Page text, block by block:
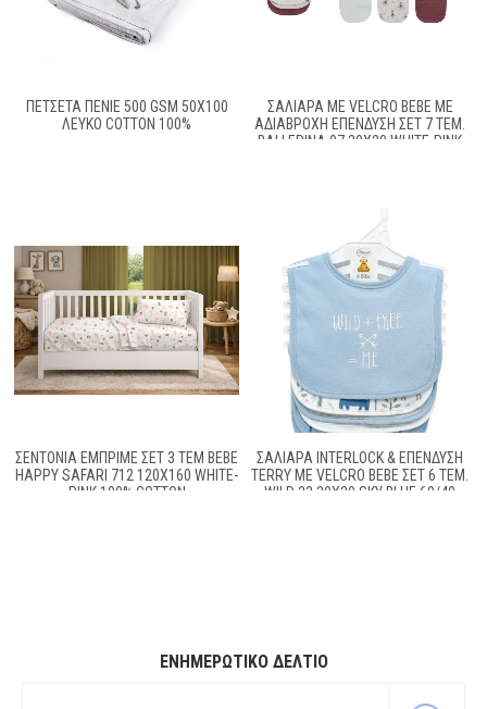
ΠΕΤΣΕΤΑ ΠΕΝΙΕ 500 GSM 50X100
ΛΕΥΚΟ COTTON 100%
ΣΑΛΙΆΡΑ ΜΕ VELCRO BEBE ΜΕ
ΑΔΙΆΒΡΟΧΗ ΕΠΈΝΔΥΣΗ ΣΕΤ 7 ΤΕΜ.
BALLERINA 07 30X20 WHITE-PINK
ΣΕΝΤΌΝΙΑ ΕΜΠΡΙΜΈ ΣΕΤ 3 ΤΕΜ BEBE
HAPPY SAFARI 712 120X160 WHITE-
PINK 100% COTTON
ΣΑΛΙΆΡΑ INTERLOCK & ΕΠΈΝΔΥΣΗ
TERRY ΜΕ VELCRO BEBE ΣΕΤ 6 ΤΕΜ.
WILD 23 30X20 SKY BLUE 60/40
ΕΝΗΜΕΡΩΤΙΚΌ ΔΕΛΤΊΟ